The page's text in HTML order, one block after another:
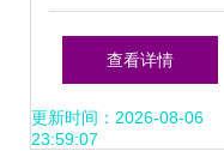
奏”—— 批量会议&
舞台背景PSD素材
查看详情
更新时间：2026-08-06
23:59:07